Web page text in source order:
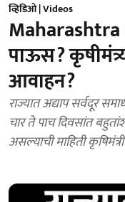
व्हिडिओ | Videos
Maharashtra
पाऊस?
आवाहन?
राज्यात अद्याप सर्वदूर
चार ते पाच दिवसांत
असल्याची माहिती